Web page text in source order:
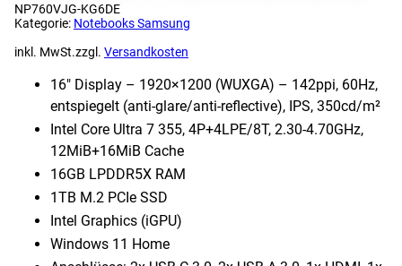
NP760VJG-KG6DE
Kategorie: Notebooks Samsung
inkl. MwSt.zzgl. Versandkosten
16″ Display – 1920×1200 (WUXGA) – 142ppi, 60Hz,
entspiegelt (anti-glare/​anti-reflective), IPS, 350cd/​m²
Intel Core Ultra 7 355, 4P+4LPE/8T, 2.30-4.70GHz,
12MiB+16MiB Cache
16GB LPDDR5X RAM
1TB M.2 PCIe SSD
Intel Graphics (iGPU)
Windows 11 Home